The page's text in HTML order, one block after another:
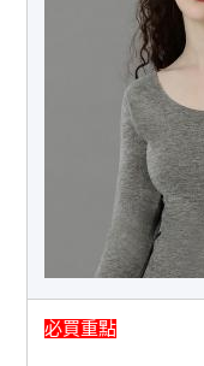
必買重點